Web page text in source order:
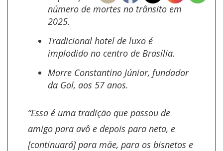
número de mortes no trânsito em
2025.
Tradicional hotel de luxo é
implodido no centro de Brasília.
Morre Constantino Júnior, fundador
da Gol, aos 57 anos.
“Essa é uma tradição que passou de
amigo para avô e depois para neta, e
[continuará] para mãe, para os bisnetos e